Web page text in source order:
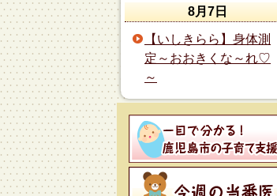
8月7日
【いしきらら】身体測
定～おおきくな～れ♡
～